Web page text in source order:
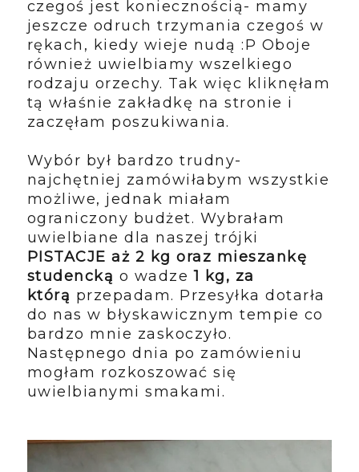
czegoś jest koniecznością- mamy
jeszcze odruch trzymania czegoś w
rękach, kiedy wieje nudą :P Oboje
również uwielbiamy wszelkiego
rodzaju orzechy. Tak więc kliknęłam
tą właśnie zakładkę na stronie i
zaczęłam poszukiwania.
Wybór był bardzo trudny-
najchętniej zamówiłabym wszystkie
możliwe, jednak miałam
ograniczony budżet. Wybrałam
uwielbiane dla naszej trójki
PISTACJE aż 2 kg oraz mieszankę
studencką o wadze 1 kg, za
którą przepadam. Przesyłka dotarła
do nas w błyskawicznym tempie co
bardzo mnie zaskoczyło.
Następnego dnia po zamówieniu
mogłam rozkoszować się
uwielbianymi smakami.